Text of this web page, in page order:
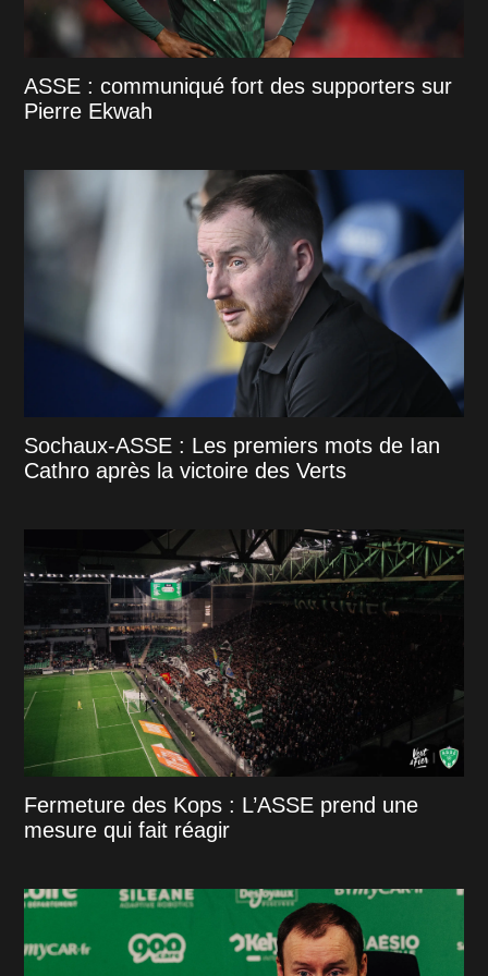
ASSE : communiqué fort des supporters sur
Pierre Ekwah
Sochaux-ASSE : Les premiers mots de Ian
Cathro après la victoire des Verts
Fermeture des Kops : L’ASSE prend une
mesure qui fait réagir